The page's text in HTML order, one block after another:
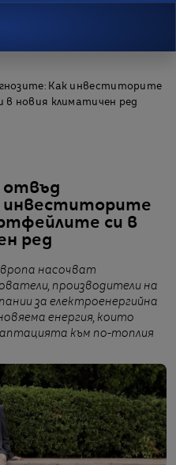
Как инвеститорите
новия климатичен ред
отвъд
инвеститорите
си в
ред
насочват
производители на
за електроенергийна
енергия, които
към по-топлия